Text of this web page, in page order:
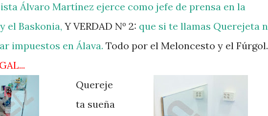
Álvaro Martínez ejerce como jefe de prensa en la
el Baskonia, Y VERDAD Nº 2: que si te llamas Querejeta
impuestos en Álava. Todo por el Meloncesto y el Fúrgol.
Quereje
ta sueña